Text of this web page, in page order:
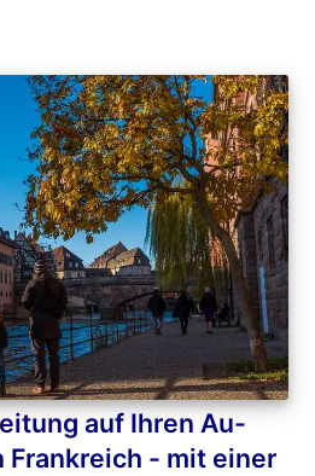
auf Ihren Au-
- mit einer